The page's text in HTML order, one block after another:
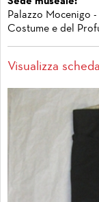
Palazzo Mocenigo
Costume e del
Visualizza scheda